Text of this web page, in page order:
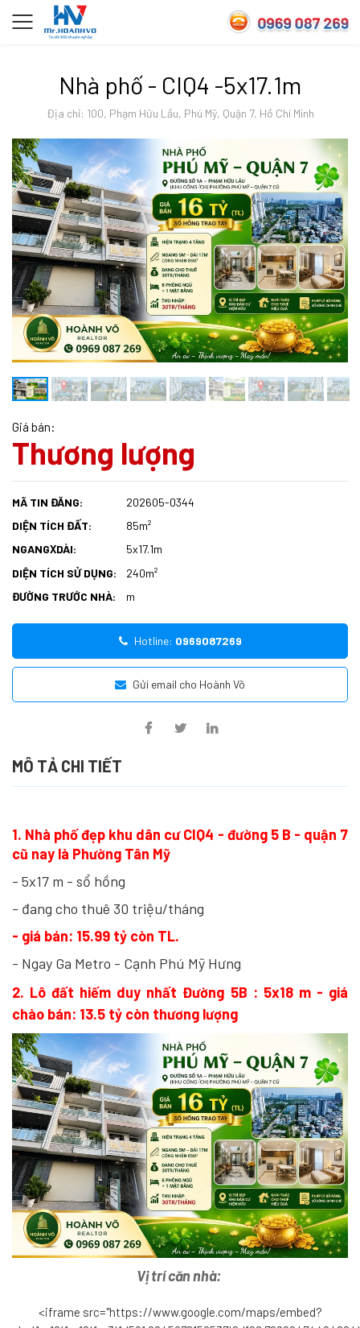
Nhà phố - CIQ4 -5x17.1m
Địa chỉ: 100, Phạm Hữu Lầu, Phú Mỹ, Quận 7, Hồ Chí Minh
Giá bán:
Thương lượng
MÃ TIN ĐĂNG:
202605-0344
DIỆN TÍCH ĐẤT:
85m²
NGANGXDÀI:
5x17.1m
DIỆN TÍCH SỬ DỤNG:
240m²
ĐƯỜNG TRƯỚC NHÀ:
m
Hotline: 0969087269
Gửi email cho Hoành Võ
MÔ TẢ CHI TIẾT
1. Nhà phố đẹp khu dân cư CIQ4 - đường 5 B - quận 7
cũ nay là Phường Tân Mỹ
- 5x17 m - sổ hồng
- đang cho thuê 30 triệu/tháng
- giá bán: 15.99 tỷ còn TL.
- Ngay Ga Metro - Cạnh Phú Mỹ Hưng
2. Lô đất hiếm duy nhất Đường 5B : 5x18 m - giá
chào bán: 13.5 tỷ còn thương lượng
Vị trí căn nhà:
<iframe src="https://www.google.com/maps/embed?